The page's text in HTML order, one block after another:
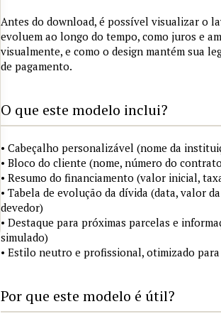
Antes do download, é possível visualizar o
evoluem ao longo do tempo, como juros e
visualmente, e como o design mantém sua
de pagamento.
O que este modelo inclui?
• Cabeçalho personalizável (nome da
• Bloco do cliente (nome, número do
• Resumo do financiamento (valor inicial,
• Tabela de evolução da dívida (data, valor
devedor)
• Destaque para próximas parcelas e
simulado)
• Estilo neutro e profissional, otimizado
Por que este modelo é útil?